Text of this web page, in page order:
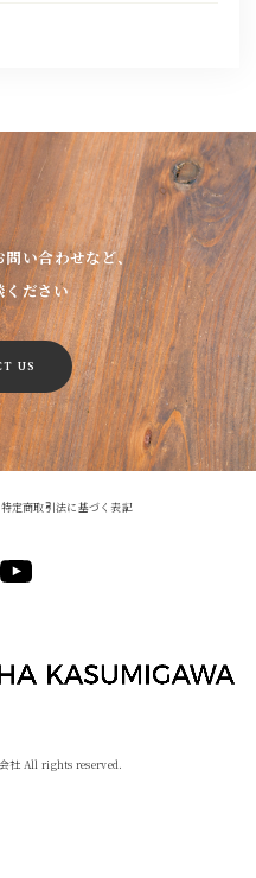
問い合わせなど、
ください
US
特定商取引法に基づく表記
社 All rights reserved.